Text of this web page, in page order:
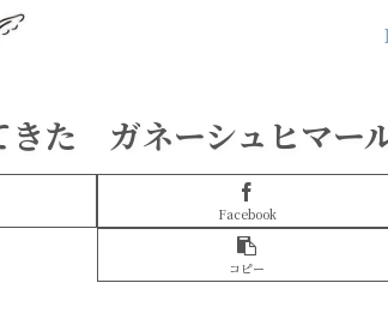
きた ガネーシュヒマー
Facebook
コピー